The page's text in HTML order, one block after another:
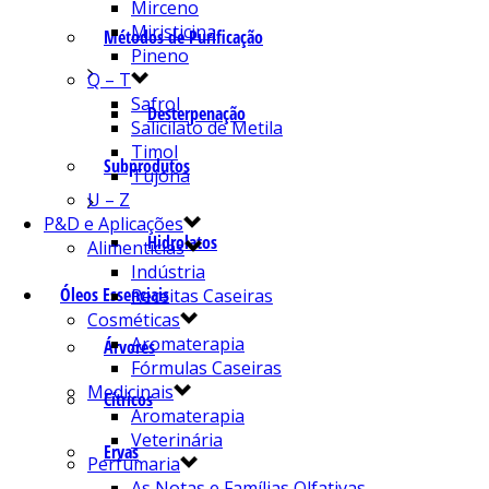
Métodos de Purificação
Desterpenação
Subprodutos
Hidrolatos
Óleos Essenciais
Árvores
Cítricos
Ervas
Mirceno
Miristicina
Pineno
Q – T
Safrol
Salicilato de Metila
Timol
Tujona
U – Z
P&D e Aplicações
Alimentícias
Indústria
Receitas Caseiras
Cosméticas
Aromaterapia
Fórmulas Caseiras
Medicinais
Aromaterapia
Veterinária
Perfumaria